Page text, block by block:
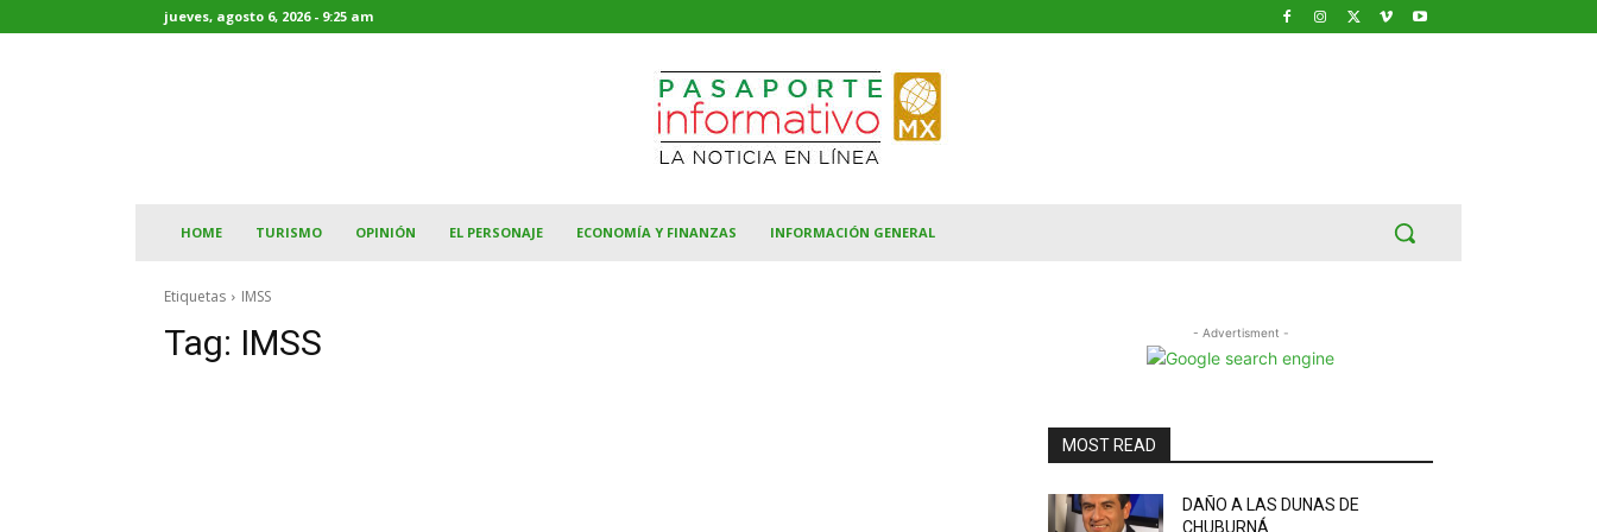
jueves, agosto 6, 2026 - 9:25 am
HOME TURISMO OPINIÓN EL PERSONAJE ECONOMÍA Y FINANZAS INFORMACIÓN GENERAL
Etiquetas IMSS
Tag: IMSS - Advertisment -
MOST READ
DAÑO A LAS DUNAS DE
CHUBURNÁ